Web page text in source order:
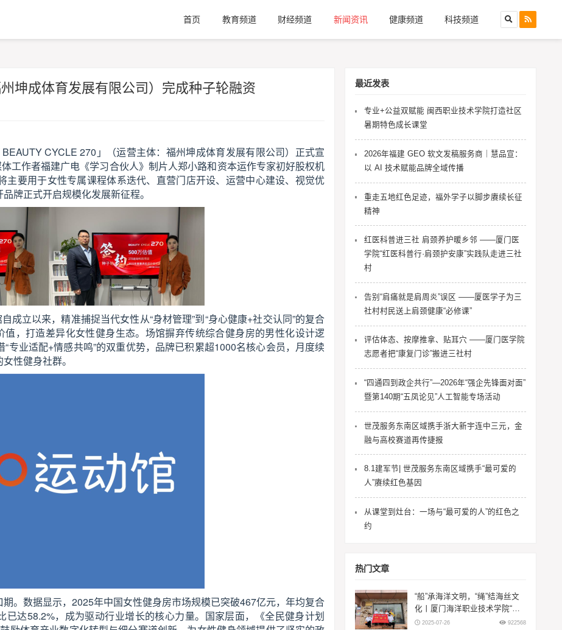
首页 教育频道 财经频道 新闻资讯 健康频道 科技频道
坤成体育发展有限公司）完成种子轮融资
CYCLE 270」（运营主体：福州坤成体育发展有限公司）正式宣
工作者福建广电《学习合伙人》制片人郑小路和资本运作专家初好股权机
要用于女性专属课程体系迭代、直营门店开设、运营中心建设、视觉优
牌正式开启规模化发展新征程。
成立以来，精准捕捉当代女性从“身材管理”到“身心健康+社交认同”的复合
值，打造差异化女性健身生态。场馆摒弃传统综合健身房的男性化设计逻
专业适配+情感共鸣”的双重优势，品牌已积累超1000名核心会员，月度续
性健身社群。
。数据显示，2025年中国女性健身房市场规模已突破467亿元，年均复合
达58.2%，成为驱动行业增长的核心力量。国家层面，《全民健身计划
最近发表
专业+公益双赋能 闽西职业技术学院打造社区
暑期特色成长课堂
2026年福建 GEO 软文发稿服务商｜慧品宣：
以 AI 技术赋能品牌全域传播
重走五地红色足迹，福外学子以脚步赓续长征
精神
红医科普进三社 肩颈养护暖乡邻 ——厦门医
学院“红医科普行·肩颈护安康”实践队走进三社
村
告别“肩痛就是肩周炎”误区 ——厦医学子为三
社村村民送上肩颈健康“必修课”
评估体态、按摩推拿、贴耳穴 ——厦门医学院
志愿者把“康复门诊”搬进三社村
“四通四到政企共行”—2026年“强企先锋面对面”
暨第140期“五凤论见”人工智能专场活动
世茂服务东南区域携手浙大新宇连中三元，金
融与高校赛道再传捷报
8.1建军节| 世茂服务东南区域携手“最可爱的
人”赓续红色基因
从课堂到灶台：一场与“最可爱的人”的红色之
约
热门文章
“船”承海洋文明，“绳”结海丝文
化丨厦门海洋职业技术学院“闽
智‘船’奇”实践队赴浙江等地开展
2025-07-26 922568